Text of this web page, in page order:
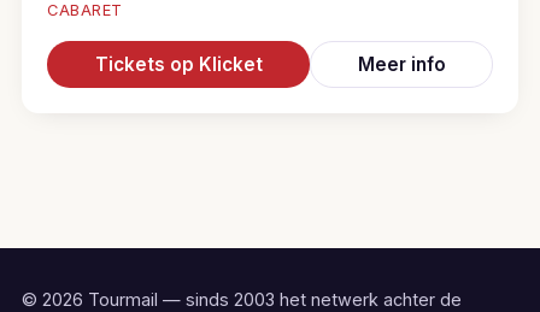
CABARET
Tickets op Klicket Meer info
© 2026 Tourmail — sinds 2003 het netwerk achter de